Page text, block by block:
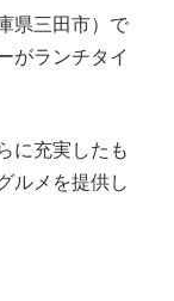
県三田市）で
がランチタイ
に充実したも
ルメを提供し